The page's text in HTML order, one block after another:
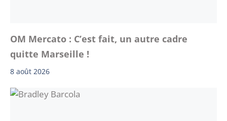
OM Mercato : C’est fait, un autre cadre
quitte Marseille !
8 août 2026